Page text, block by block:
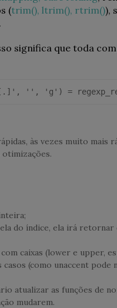
(trim(), ltrim(), rtrim()),
significa que toda
'[.]', '', 'g') =
às vezes muito mais
do índice, ela irá
caixas (lower e upper,
(como unaccent pode
atualizar as funções de
mudarem.